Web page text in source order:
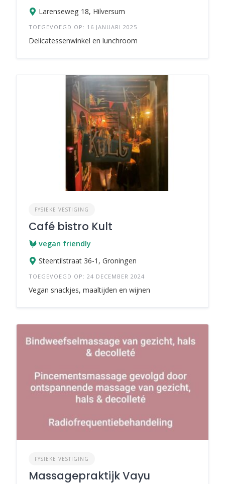
Larenseweg 18, Hilversum
TOEGEVOEGD OP: 16 JANUARI 2025
Delicatessenwinkel en lunchroom
FYSIEKE VESTIGING
Café bistro Kult
vegan friendly
Steentilstraat 36-1, Groningen
TOEGEVOEGD OP: 24 DECEMBER 2024
Vegan snackjes, maaltijden en wijnen
FYSIEKE VESTIGING
Massagepraktijk Vayu